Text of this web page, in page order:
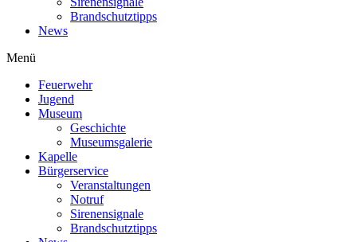
Brandschutztipps
News
Menü
Feuerwehr
Jugend
Museum
Geschichte
Museumsgalerie
Kapelle
Bürgerservice
Veranstaltungen
Notruf
Sirenensignale
Brandschutztipps